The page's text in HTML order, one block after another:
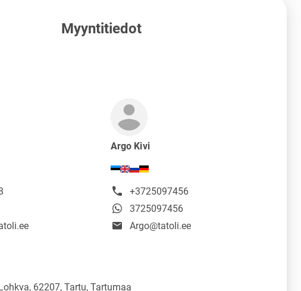
Myyntitiedot
Argo Kivi
+3725097456
3725097456
Argo@tatoli.ee
62207, Tartu, Tartumaa